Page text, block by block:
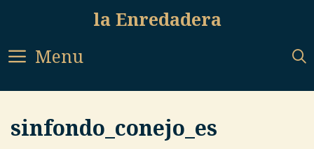
content
la Enredadera
Menu
sinfondo_conejo_es